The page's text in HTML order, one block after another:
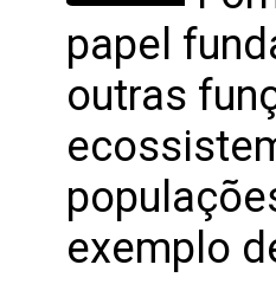
papel
outras
exemplo